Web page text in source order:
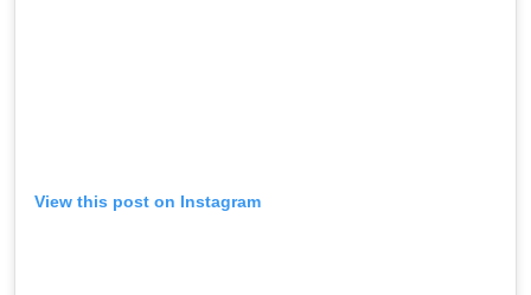
View this post on Instagram